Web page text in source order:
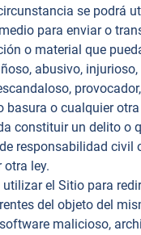
se podrá
para enviar o
o material que
abusivo,
basura o cualquier
constituir un delito o
responsabilidad civil
ley.
utilizar el Sitio para
del objeto del
malicioso,